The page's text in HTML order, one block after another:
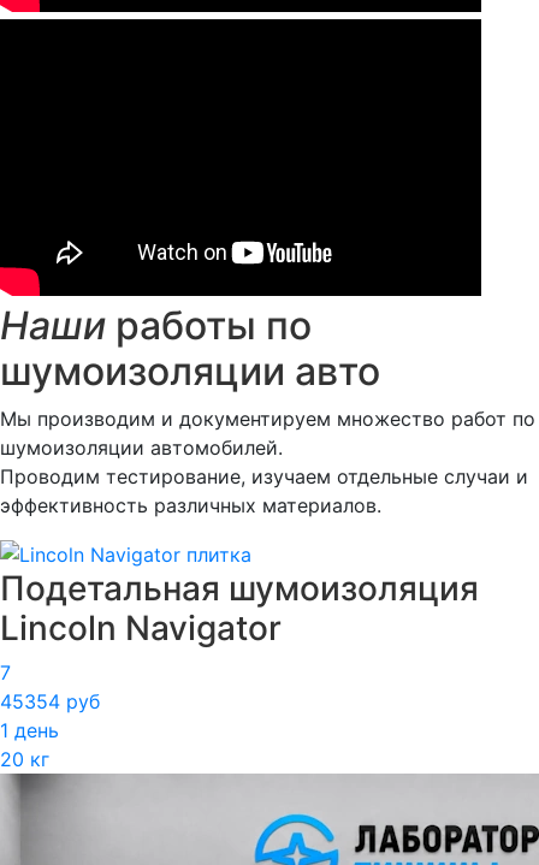
Наши работы по
шумоизоляции авто
Мы производим и документируем множество работ по
шумоизоляции автомобилей.
Проводим тестирование, изучаем отдельные случаи и
эффективность различных материалов.
Подетальная шумоизоляция
Lincoln Navigator
7
45354 руб
1 день
20 кг